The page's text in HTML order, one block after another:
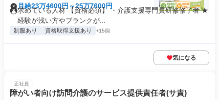
月給23万4600円～25万7600円
求めている人材 【資格必須】 ・介護支援専門員研修修了者 ★
経験が浅い方やブランクが...
制服あり 資格取得支援あり +15個
気になる
正社員
障がい者向け訪問介護のサービス提供責任者(サ責)